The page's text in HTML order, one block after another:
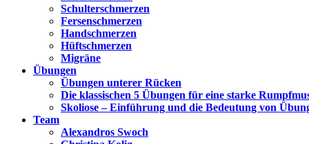
Schulterschmerzen
Fersenschmerzen
Handschmerzen
Hüftschmerzen
Migräne
Übungen
Übungen unterer Rücken
Die klassischen 5 Übungen für eine starke
Skoliose – Einführung und die Bedeutung von
Team
Alexandros Swoch